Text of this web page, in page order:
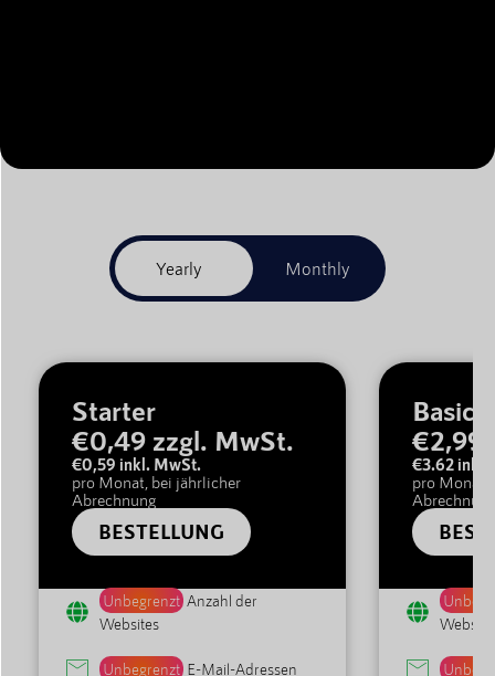
Starter
€0,49 zzgl. MwSt.
€0,59 inkl. MwSt.
pro Monat, bei jährlicher
Abrechnung
BESTELLUNG
Unbegrenzt Anzahl der
Websites
Unbegrenzt E-Mail-Adressen
Basic
€2,99
€3.62 inkl.
pro Monat,
Abrechnung